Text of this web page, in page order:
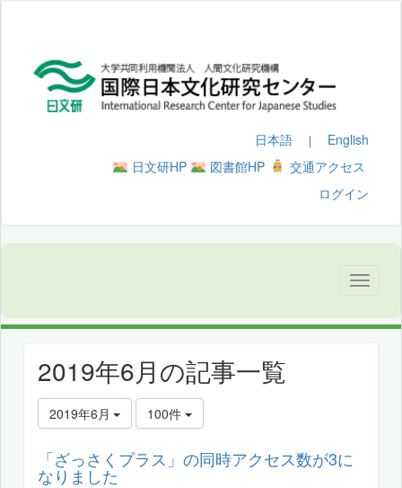
日本語 ｜ English
日文研HP
図書館HP
交通アクセス
ログイン
2019年6月の記事一覧
2019年6月 100件
「ざっさくプラス」の同時アクセス数が3に
なりました